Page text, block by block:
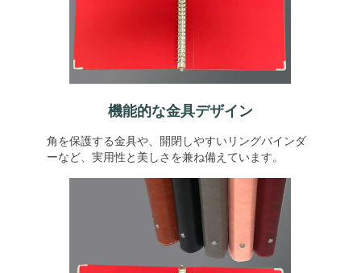
機能的な金具デザイン
角を保護する金具や、開閉しやすいリングバインダ
ーなど、実用性と美しさを兼ね備えています。